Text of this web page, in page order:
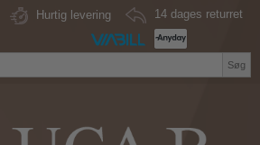
Hurtig levering 14 dages returret
Søg